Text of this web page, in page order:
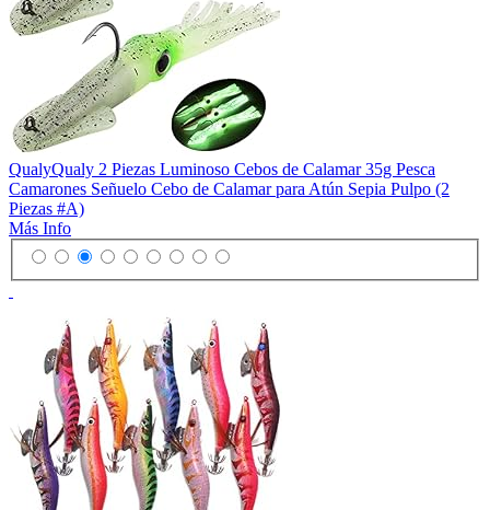
QualyQualy 2 Piezas Luminoso Cebos de Calamar 35g Pesca
Camarones Señuelo Cebo de Calamar para Atún Sepia Pulpo (2
Piezas #A)
Más Info